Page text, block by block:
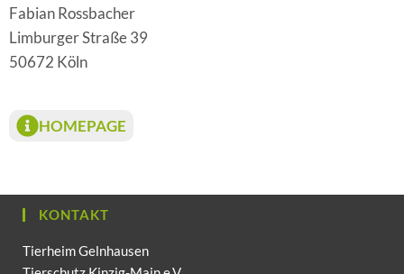
Fabian Rossbacher
Limburger Straße 39
50672 Köln
HOMEPAGE
KONTAKT
Tierheim Gelnhausen